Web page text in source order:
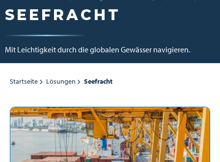
SEEFRACHT
Mit Leichtigkeit durch die globalen Gewässer navigieren.
Startseite Lösungen Seefracht